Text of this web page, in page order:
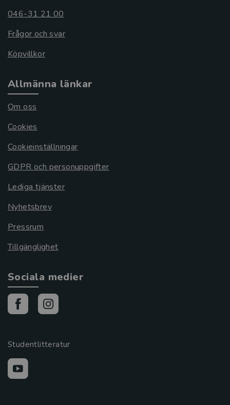
046-31 21 00
Frågor och svar
Köpvillkor
Allmänna länkar
Om oss
Cookies
Cookieinställningar
GDPR och personuppgifter
Lediga tjänster
Nyhetsbrev
Pressrum
Tillgänglighet
Sociala medier
Studentlitteratur